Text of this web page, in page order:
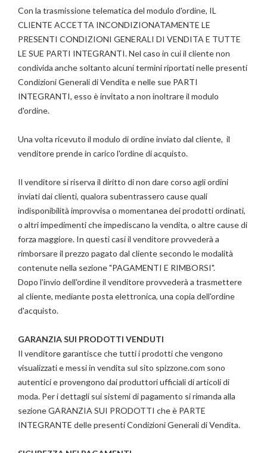
Con la trasmissione telematica del modulo d'ordine, IL
CLIENTE ACCETTA INCONDIZIONATAMENTE LE
PRESENTI CONDIZIONI GENERALI DI VENDITA E TUTTE
LE SUE PARTI INTEGRANTI. Nel caso in cui il cliente non
condivida anche soltanto alcuni termini riportati nelle presenti
Condizioni Generali di Vendita e nelle sue PARTI
INTEGRANTI, esso è invitato a non inoltrare il modulo
d'ordine.
Una volta ricevuto il modulo di ordine inviato dal cliente, il
venditore prende in carico l'ordine di acquisto.
Il venditore si riserva il diritto di non dare corso agli ordini
inviati dai clienti, qualora subentrassero cause quali
indisponibilità improvvisa o momentanea dei prodotti ordinati,
o altri impedimenti che impediscano la vendita, o altre cause di
forza maggiore. In questi casi il venditore provvederà a
rimborsare il prezzo pagato dal cliente secondo le modalità
contenute nella sezione "PAGAMENTI E RIMBORSI".
Dopo l'invio dell'ordine il venditore provvederà a trasmettere
al cliente, mediante posta elettronica, una copia dell'ordine
d'acquisto.
GARANZIA SUI PRODOTTI VENDUTI
Il venditore garantisce che tutti i prodotti che vengono
visualizzati e messi in vendita sul sito spizzone.com sono
autentici e provengono dai produttori ufficiali di articoli di
moda. Per i dettagli sui sistemi di pagamento si rimanda alla
sezione GARANZIA SUI PRODOTTI che è PARTE
INTEGRANTE delle presenti Condizioni Generali di Vendita.